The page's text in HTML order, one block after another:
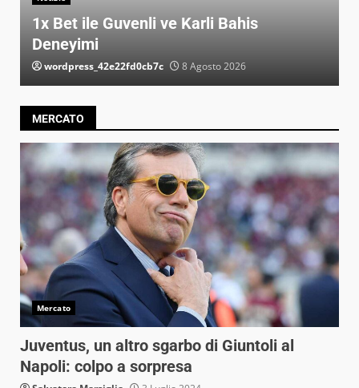
Обзор казино Пин Ап: слоты и игры в
букмекерской компании
wordpress_751d0db7e115 8 Agosto 2026
MERCATO
Mercato
Juventus, un altro sgarbo di Giuntoli al
Napoli: colpo a sorpresa